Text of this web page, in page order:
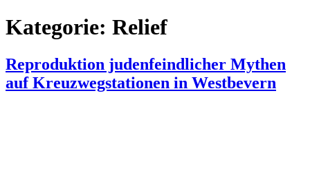
Kategorie: Relief
Reproduktion judenfeindlicher Mythen
auf Kreuzwegstationen in Westbevern